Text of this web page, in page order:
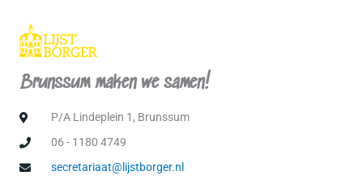
Brunssum maken we samen!
P/A Lindeplein 1, Brunssum
06 - 1180 4749
secretariaat@lijstborger.nl